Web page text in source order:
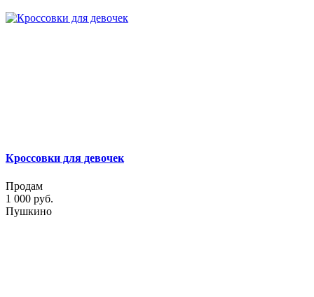
Кроссовки для девочек
Продам
1 000 руб.
Пушкино